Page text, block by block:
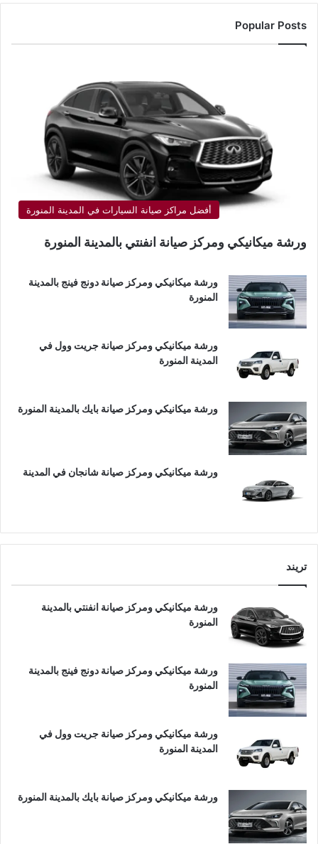
Popular Posts
أفضل مراكز صيانة السيارات في المدينة المنورة
ورشة ميكانيكي ومركز صيانة انفنتي بالمدينة المنورة
ورشة ميكانيكي ومركز صيانة دونج فينج بالمدينة
المنورة
ورشة ميكانيكي ومركز صيانة جريت وول في
المدينة المنورة
ورشة ميكانيكي ومركز صيانة بايك بالمدينة المنورة
ورشة ميكانيكي ومركز صيانة شانجان في المدينة
تريند
ورشة ميكانيكي ومركز صيانة انفنتي بالمدينة
المنورة
ورشة ميكانيكي ومركز صيانة دونج فينج بالمدينة
المنورة
ورشة ميكانيكي ومركز صيانة جريت وول في
المدينة المنورة
ورشة ميكانيكي ومركز صيانة بايك بالمدينة المنورة